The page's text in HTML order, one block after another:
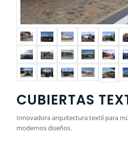
CUBIERTAS
Innovadora arquitectura textil para
modernos diseños.